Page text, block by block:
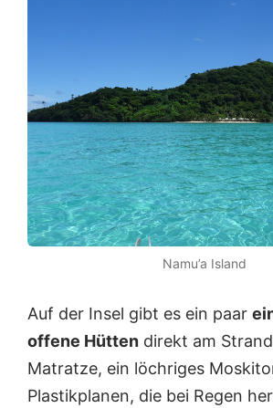
Namu’a Island
Auf der Insel gibt es ein paar
offene Hütten direkt am
Matratze, ein löchriges
Plastikplanen, die bei Regen